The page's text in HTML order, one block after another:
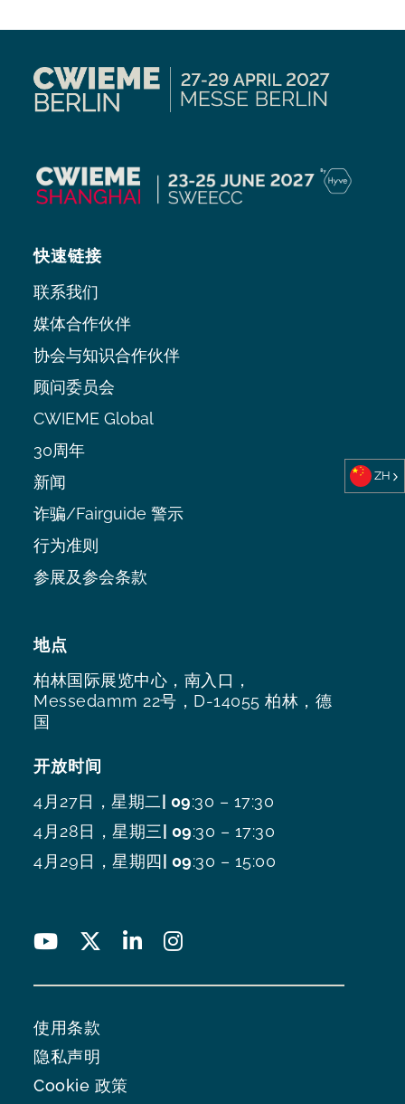
地点
柏林国际展览中心，南入口，
Messedamm 22号，D-14055 柏林，德
国
开放时间
4月27日，星期二| 09:30 – 17:30
4月28日，星期三| 09:30 – 17:30
4月29日，星期四| 09:30 – 15:00
快速链接
联系我们
媒体合作伙伴
协会与知识合作伙伴
顾问委员会
CWIEME Global
30周年
新闻
诈骗/Fairguide 警示
行为准则
参展及参会条款
使用条款
隐私声明
Cookie 政策
ZH